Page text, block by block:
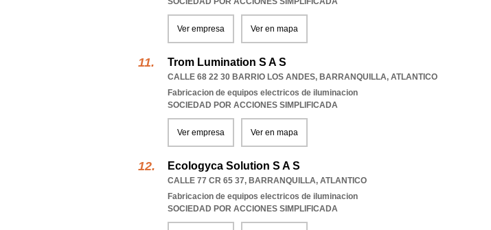
Ver empresa Ver en mapa
Trom Lumination S A S
CALLE 68 22 30 BARRIO LOS ANDES, BARRANQUILLA, ATLANTICO
Fabricacion de equipos electricos de iluminacion
SOCIEDAD POR ACCIONES SIMPLIFICADA
Ver empresa Ver en mapa
Ecologyca Solution S A S
CALLE 77 CR 65 37, BARRANQUILLA, ATLANTICO
Fabricacion de equipos electricos de iluminacion
SOCIEDAD POR ACCIONES SIMPLIFICADA